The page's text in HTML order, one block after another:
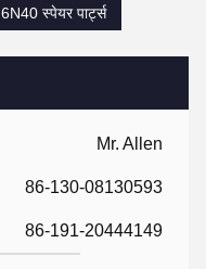
Mr. Allen
86-130-08130593
86-191-20444149
6N40 स्पेयर पार्ट्स